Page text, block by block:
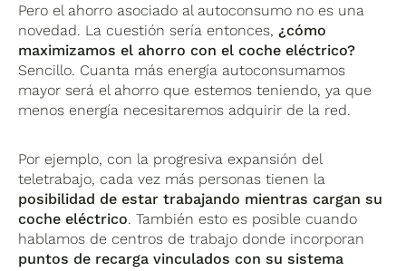
Pero el ahorro asociado al autoconsumo no es una
novedad. La cuestión sería entonces, ¿cómo
maximizamos el ahorro con el coche eléctrico?
Sencillo. Cuanta más energía autoconsumamos
mayor será el ahorro que estemos teniendo, ya que
menos energía necesitaremos adquirir de la red.
Por ejemplo, con la progresiva expansión del
teletrabajo, cada vez más personas tienen la
posibilidad de estar trabajando mientras cargan su
coche eléctrico. También esto es posible cuando
hablamos de centros de trabajo donde incorporan
puntos de recarga vinculados con su sistema